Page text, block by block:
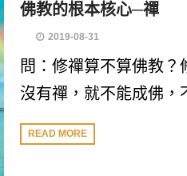
佛教的根本核心─禪
2019-08-31
問：修禪算不算佛教
沒有禪，就不能成佛，
READ MORE